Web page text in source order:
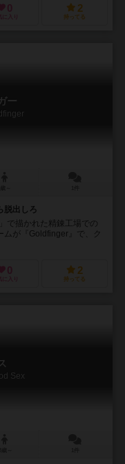
0
に入り
2
持ってる
ー
脱出しろ
で描かれた精錬工場での
ムが『Goldfinger』で、ク
0
に入り
2
持ってる
Sex